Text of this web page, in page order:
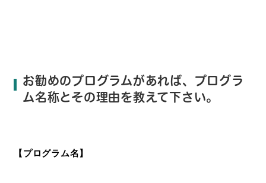
お勧めのプログラムがあれば、プログラ
ム名称とその理由を教えて下さい。
【プログラム名】